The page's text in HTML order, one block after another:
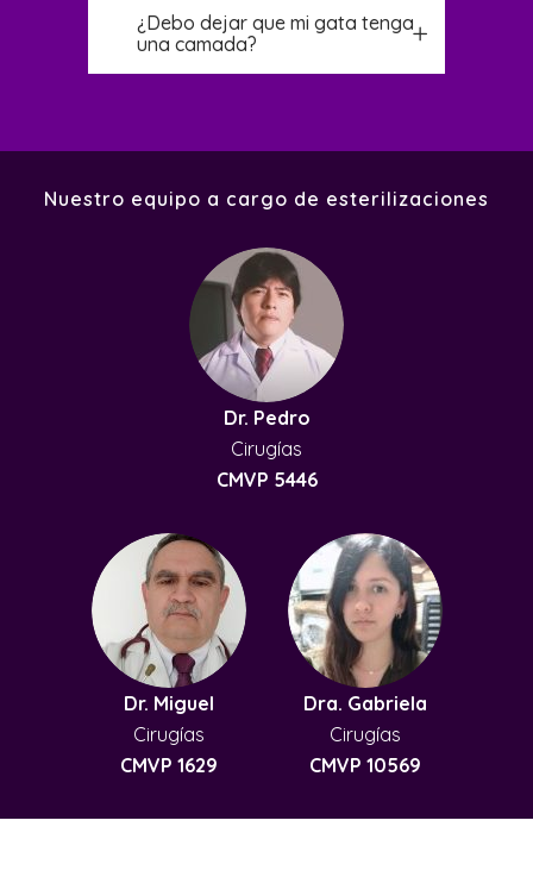
¿Debo dejar que mi gata tenga
una camada?
Nuestro equipo a cargo de esterilizaciones
Dr. Pedro
Cirugías
CMVP 5446
Dr. Miguel
Cirugías
CMVP 1629
Dra. Gabriela
Cirugías
CMVP 10569